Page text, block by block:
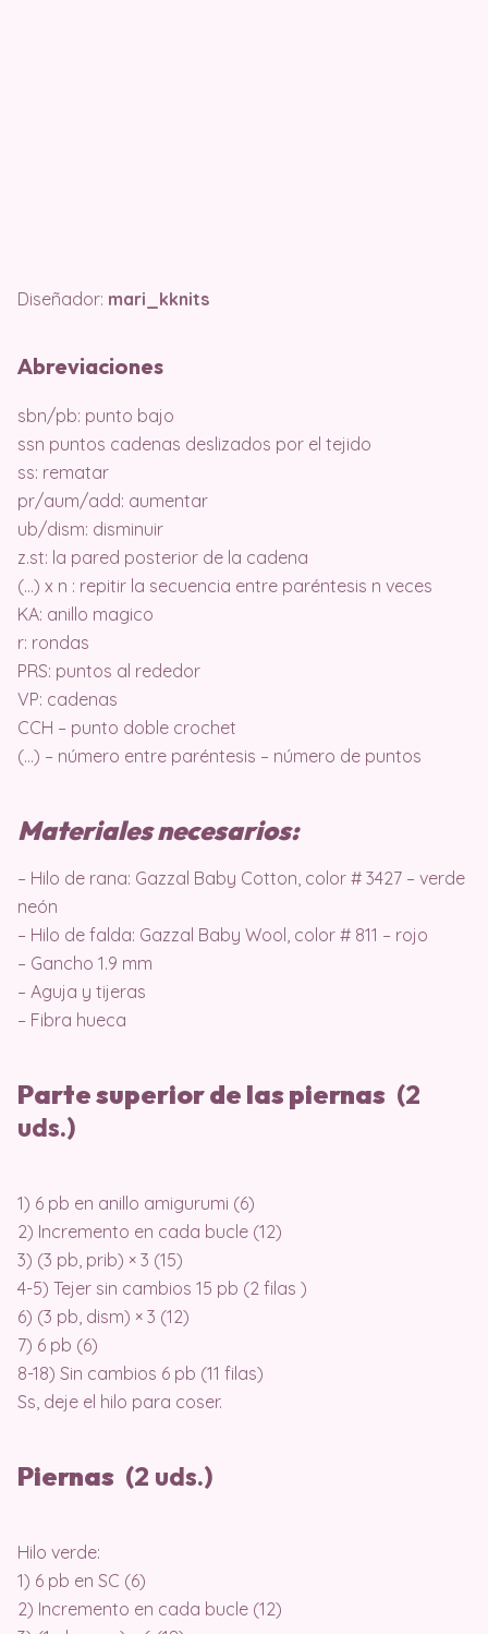
Diseñador: mari_kknits
Abreviaciones
sbn/pb: punto bajo
ssn puntos cadenas deslizados por el tejido
ss: rematar
pr/aum/add: aumentar
ub/dism: disminuir
z.st: la pared posterior de la cadena
(…) x n : repitir la secuencia entre paréntesis n veces
KA: anillo magico
r: rondas
PRS: puntos al rededor
VP: cadenas
CCH – punto doble crochet
(…) – número entre paréntesis – número de puntos
Materiales necesarios:
– Hilo de rana: Gazzal Baby Cotton, color # 3427 – verde
neón
– Hilo de falda: Gazzal Baby Wool, color # 811 – rojo
– Gancho 1.9 mm
– Aguja y tijeras
– Fibra hueca
Parte superior de las piernas (2
uds.)
1) 6 pb en anillo amigurumi (6)
2) Incremento en cada bucle (12)
3) (3 pb, prib) × 3 (15)
4-5) Tejer sin cambios 15 pb (2 filas )
6) (3 pb, dism) × 3 (12)
7) 6 pb (6)
8-18) Sin cambios 6 pb (11 filas)
Ss, deje el hilo para coser.
Piernas (2 uds.)
Hilo verde:
1) 6 pb en SC (6)
2) Incremento en cada bucle (12)